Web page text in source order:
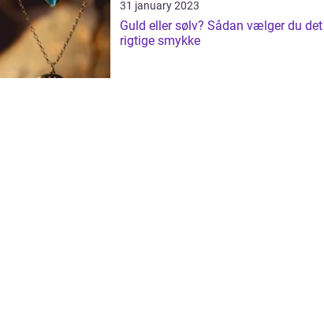
31 january 2023
Guld eller sølv? Sådan vælger du det
rigtige smykke